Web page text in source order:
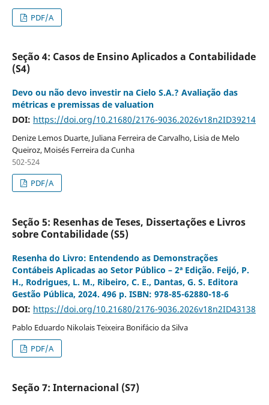
PDF/A
Seção 4: Casos de Ensino Aplicados a Contabilidade
(S4)
Devo ou não devo investir na Cielo S.A.? Avaliação das
métricas e premissas de valuation
DOI: https://doi.org/10.21680/2176-9036.2026v18n2ID39214
Denize Lemos Duarte, Juliana Ferreira de Carvalho, Lisia de Melo
Queiroz, Moisés Ferreira da Cunha
502-524
PDF/A
Seção 5: Resenhas de Teses, Dissertações e Livros
sobre Contabilidade (S5)
Resenha do Livro: Entendendo as Demonstrações
Contábeis Aplicadas ao Setor Público – 2ª Edição. Feijó, P.
H., Rodrigues, L. M., Ribeiro, C. E., Dantas, G. S. Editora
Gestão Pública, 2024. 496 p. ISBN: 978-85-62880-18-6
DOI: https://doi.org/10.21680/2176-9036.2026v18n2ID43138
Pablo Eduardo Nikolais Teixeira Bonifácio da Silva
PDF/A
Seção 7: Internacional (S7)